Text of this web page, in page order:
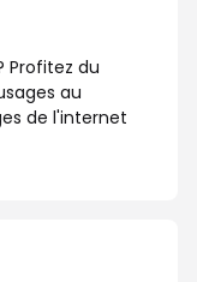
Profitez du
au
de l'internet